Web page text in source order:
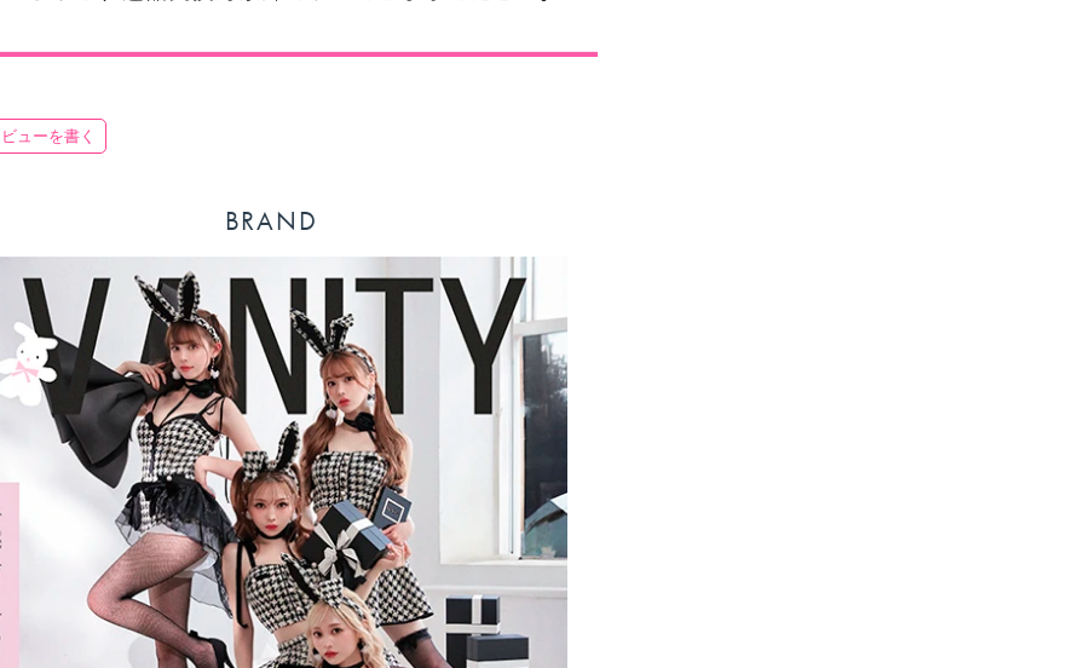
ューを書く
BRAND